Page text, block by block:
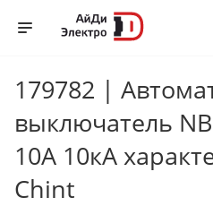
179782 |
выключатель
10А 10кА
Chint